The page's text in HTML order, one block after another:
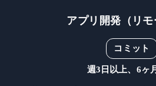
アプリ開発（リモ
コミット
週3日以上、6ヶ